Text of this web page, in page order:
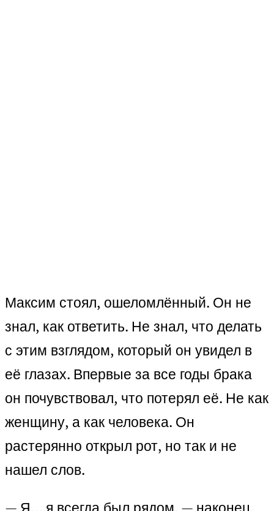
Максим стоял, ошеломлённый. Он не
знал, как ответить. Не знал, что делать
с этим взглядом, который он увидел в
её глазах. Впервые за все годы брака
он почувствовал, что потерял её. Не как
женщину, а как человека. Он
растерянно открыл рот, но так и не
нашел слов.